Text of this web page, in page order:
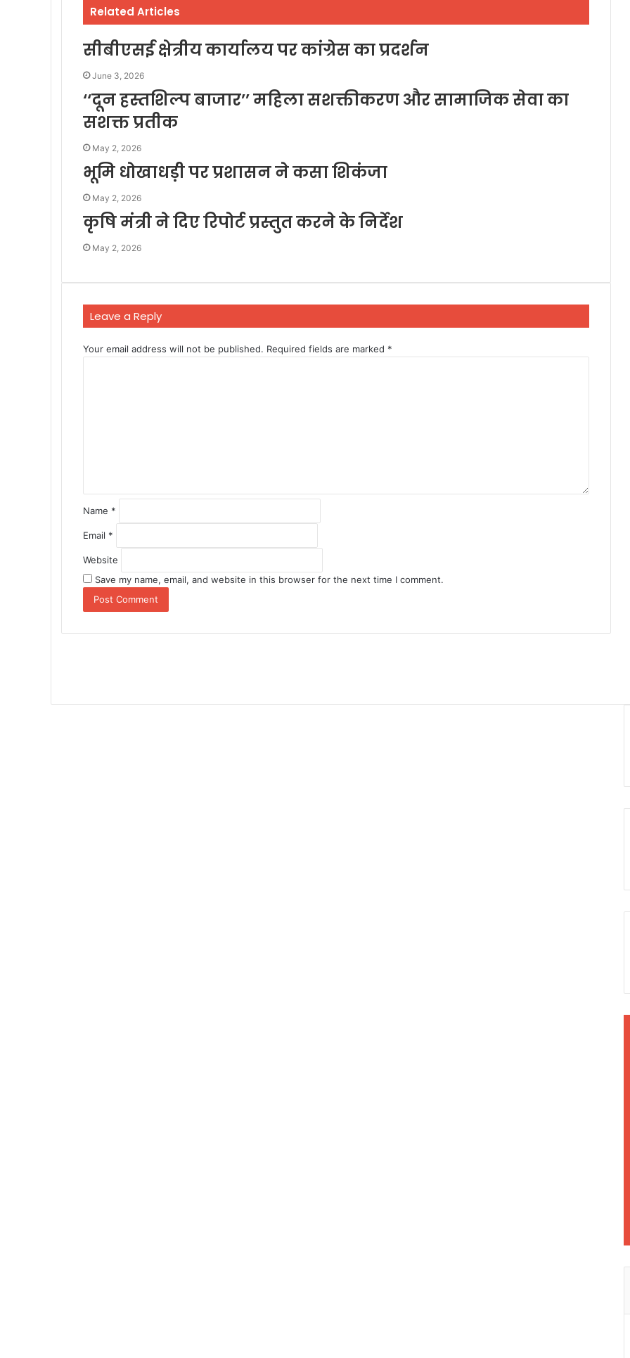
Related Articles
सीबीएसई क्षेत्रीय कार्यालय पर कांग्रेस का प्रदर्शन
June 3, 2026
‘‘दून हस्तशिल्प बाजार’’ महिला सशक्तीकरण और सामाजिक सेवा का
सशक्त प्रतीक
May 2, 2026
भूमि धोखाधड़ी पर प्रशासन ने कसा शिकंजा
May 2, 2026
कृषि मंत्री ने दिए रिपोर्ट प्रस्तुत करने के निर्देश
May 2, 2026
Leave a Reply
Your email address will not be published. Required fields are marked *
Name *
Email *
Website
Save my name, email, and website in this browser for the next time I comment.